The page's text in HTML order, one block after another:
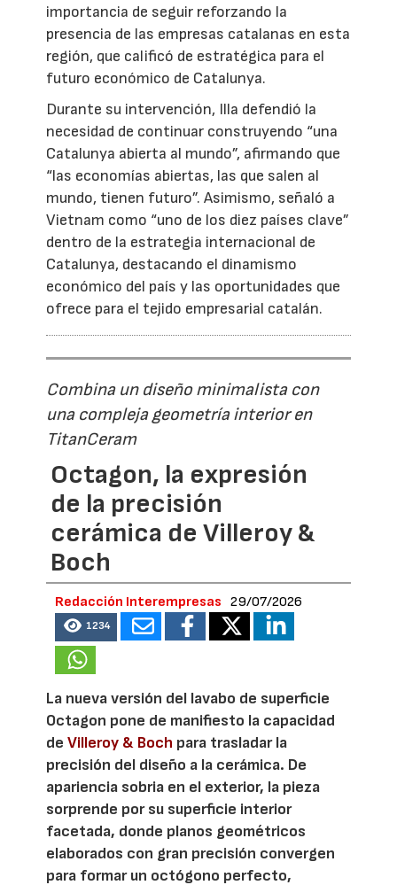
importancia de seguir reforzando la
presencia de las empresas catalanas en esta
región, que calificó de estratégica para el
futuro económico de Catalunya.
Durante su intervención, Illa defendió la
necesidad de continuar construyendo “una
Catalunya abierta al mundo”, afirmando que
“las economías abiertas, las que salen al
mundo, tienen futuro”. Asimismo, señaló a
Vietnam como “uno de los diez países clave”
dentro de la estrategia internacional de
Catalunya, destacando el dinamismo
económico del país y las oportunidades que
ofrece para el tejido empresarial catalán.
Combina un diseño minimalista con
una compleja geometría interior en
TitanCeram
Octagon, la expresión
de la precisión
cerámica de Villeroy &
Boch
Redacción Interempresas 29/07/2026
1234
La nueva versión del lavabo de superficie
Octagon pone de manifiesto la capacidad
deVilleroy & Boch para trasladar la
precisión del diseño a la cerámica. De
apariencia sobria en el exterior, la pieza
sorprende por su superficie interior
facetada, donde planos geométricos
elaborados con gran precisión convergen
para formar un octógono perfecto,